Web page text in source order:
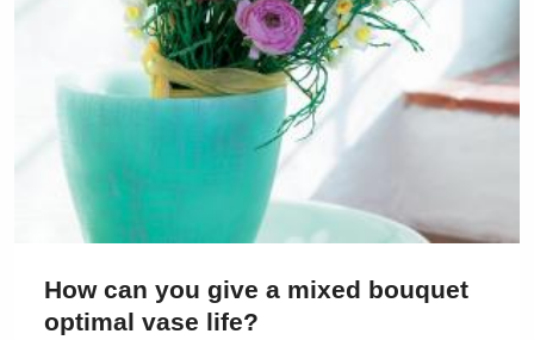
How can you give a mixed bouquet
optimal vase life?